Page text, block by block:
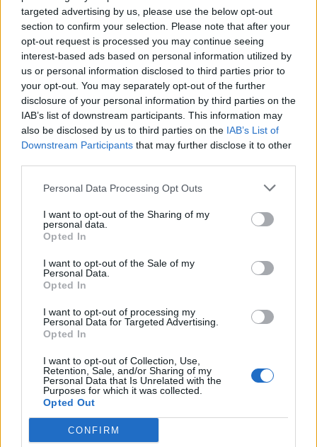
targeted advertising by us, please use the below opt-out
section to confirm your selection. Please note that after your
opt-out request is processed you may continue seeing
interest-based ads based on personal information utilized by
us or personal information disclosed to third parties prior to
your opt-out. You may separately opt-out of the further
disclosure of your personal information by third parties on the
IAB’s list of downstream participants. This information may
also be disclosed by us to third parties on the IAB’s List of
Downstream Participants that may further disclose it to other
Personal Data Processing Opt Outs
I want to opt-out of the Sharing of my
personal data.
Opted In
I want to opt-out of the Sale of my
Personal Data.
Opted In
I want to opt-out of processing my
Personal Data for Targeted Advertising.
Opted In
I want to opt-out of Collection, Use,
Retention, Sale, and/or Sharing of my
Personal Data that Is Unrelated with the
Purposes for which it was collected.
Opted Out
CONFIRM
VARESE - ANNUNCIO DI LAVORO A PAGAMENTO
Gruppo Novauto cresce e amplia il
proprio team: aperte nuove posizioni a
Varese
VALCUVIA